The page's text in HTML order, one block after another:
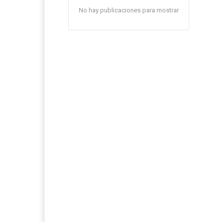
No hay publicaciones para mostrar